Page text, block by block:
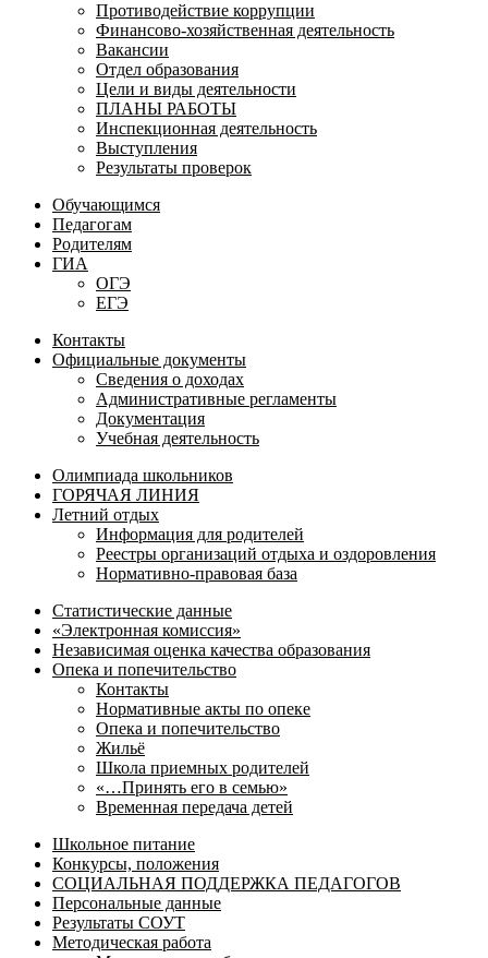
Противодействие коррупции
Финансово-хозяйственная деятельность
Вакансии
Отдел образования
Цели и виды деятельности
ПЛАНЫ РАБОТЫ
Инспекционная деятельность
Выступления
Результаты проверок
Обучающимся
Педагогам
Родителям
ГИА
ОГЭ
ЕГЭ
Контакты
Официальные документы
Сведения о доходах
Административные регламенты
Документация
Учебная деятельность
Олимпиада школьников
ГОРЯЧАЯ ЛИНИЯ
Летний отдых
Информация для родителей
Реестры организаций отдыха и оздоровления
Нормативно-правовая база
Статистические данные
«Электронная комиссия»
Независимая оценка качества образования
Опека и попечительство
Контакты
Нормативные акты по опеке
Опека и попечительство
Жильё
Школа приемных родителей
«…Принять его в семью»
Временная передача детей
Школьное питание
Конкурсы, положения
СОЦИАЛЬНАЯ ПОДДЕРЖКА ПЕДАГОГОВ
Персональные данные
Результаты СОУТ
Методическая работа